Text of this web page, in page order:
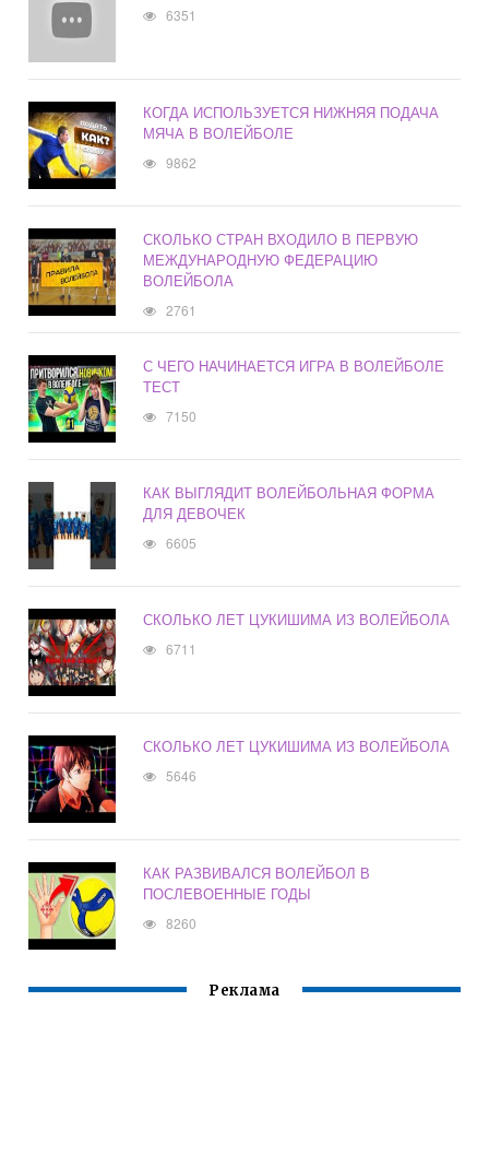
6351
КОГДА ИСПОЛЬЗУЕТСЯ НИЖНЯЯ ПОДАЧА
МЯЧА В ВОЛЕЙБОЛЕ
9862
СКОЛЬКО СТРАН ВХОДИЛО В ПЕРВУЮ
МЕЖДУНАРОДНУЮ ФЕДЕРАЦИЮ
ВОЛЕЙБОЛА
2761
С ЧЕГО НАЧИНАЕТСЯ ИГРА В ВОЛЕЙБОЛЕ
ТЕСТ
7150
КАК ВЫГЛЯДИТ ВОЛЕЙБОЛЬНАЯ ФОРМА
ДЛЯ ДЕВОЧЕК
6605
СКОЛЬКО ЛЕТ ЦУКИШИМА ИЗ ВОЛЕЙБОЛА
6711
СКОЛЬКО ЛЕТ ЦУКИШИМА ИЗ ВОЛЕЙБОЛА
5646
КАК РАЗВИВАЛСЯ ВОЛЕЙБОЛ В
ПОСЛЕВОЕННЫЕ ГОДЫ
8260
Реклама